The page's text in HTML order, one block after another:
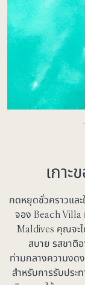
เกา
กดหยุดชั่วคราวแล
จอง Beach
Maldives คุณจะ
สบาย รสชาติอ
ท่ามกลางความงด
สำหรับการรับประ